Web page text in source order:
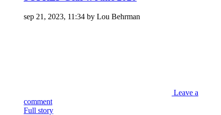
sep 21, 2023, 11:34 by Lou Behrman
Leave a
comment
Full story